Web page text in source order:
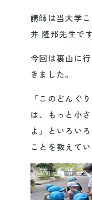
講師は当大学
井 隆邦先生です
今回は裏山に
きました。
「このどんぐ
は、もっと小
よ」といろい
ことを教えて